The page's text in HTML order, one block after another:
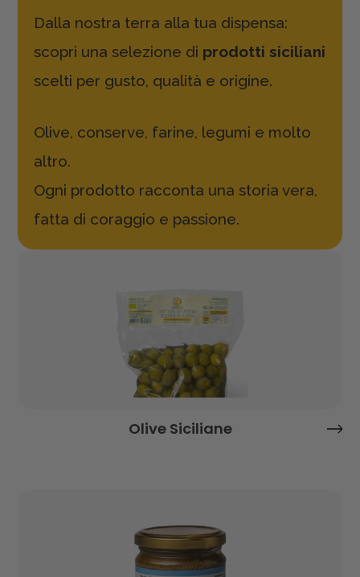
Dalla nostra terra alla tua dispensa:
scopri una selezione di prodotti siciliani
scelti per gusto, qualità e origine.
Olive, conserve, farine, legumi e molto
altro.
Ogni prodotto racconta una storia vera,
fatta di coraggio e passione.
Olive Siciliane